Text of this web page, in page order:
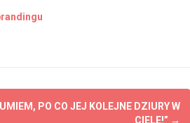
PO CO JEJ KOLEJNE DZIURY W
CIELE!” →